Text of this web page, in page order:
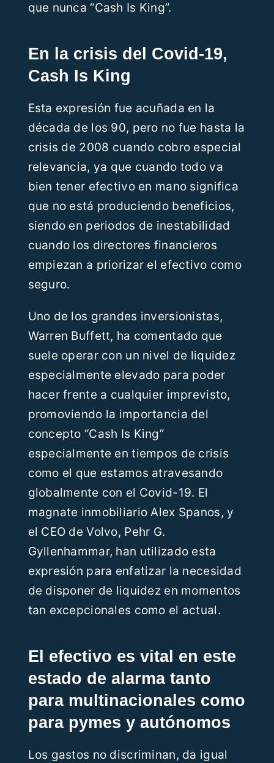
que nunca “Cash Is King”.
En la crisis del Covid-19,
Cash Is King
Esta expresión fue acuñada en la
década de los 90, pero no fue hasta la
crisis de 2008 cuando cobro especial
relevancia, ya que cuando todo va
bien tener efectivo en mano significa
que no está produciendo beneficios,
siendo en periodos de inestabilidad
cuando los directores financieros
empiezan a priorizar el efectivo como
seguro.
Uno de los grandes inversionistas,
Warren Buffett, ha comentado que
suele operar con un nivel de liquidez
especialmente elevado para poder
hacer frente a cualquier imprevisto,
promoviendo la importancia del
concepto “Cash Is King”
especialmente en tiempos de crisis
como el que estamos atravesando
globalmente con el Covid-19. El
magnate inmobiliario Alex Spanos, y
el CEO de Volvo, Pehr G.
Gyllenhammar, han utilizado esta
expresión para enfatizar la necesidad
de disponer de liquidez en momentos
tan excepcionales como el actual.
El efectivo es vital en este
estado de alarma tanto
para multinacionales como
para pymes y autónomos
Los gastos no discriminan, da igual